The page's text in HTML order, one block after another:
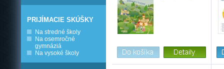
PRIJÍMACIE SKÚŠKY
Na stredné školy
Na osemročné
gymnáziá
Na vysoké školy